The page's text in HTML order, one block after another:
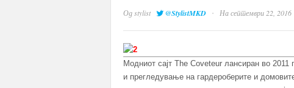
Одstylist @StylistMKD · На септември 22, 2016
Модниот сајт The Coveteur лансиран во 2011
и прегледување на гардероберите и